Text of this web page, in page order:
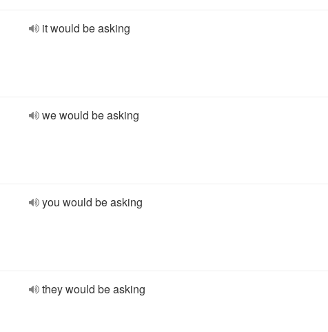
it would be asking
we would be asking
you would be asking
they would be asking